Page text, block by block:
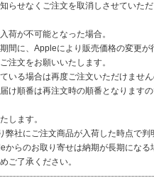
らせなくご注文を取消しさせていた
荷が不可能となった場合。
間に、Appleにより販売価格の変更が
注文をお願いいたします。
いる場合は再度ご注文いただけません
け順番は再注文時の順番となりますの
します。
弊社にご注文商品が入荷した時点で
からのお取り寄せは納期が長期にな
ご了承ください。